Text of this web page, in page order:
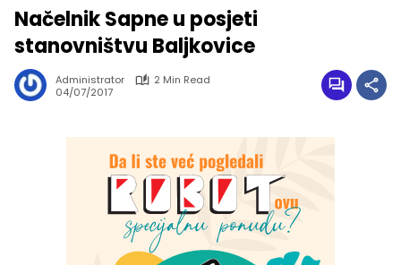
Načelnik Sapne u posjeti
stanovništvu Baljkovice
Administrator
2 Min Read
04/07/2017